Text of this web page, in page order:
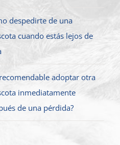
despedirte de una
cuando estás lejos de
recomendable adoptar otra
inmediatamente
de una pérdida?